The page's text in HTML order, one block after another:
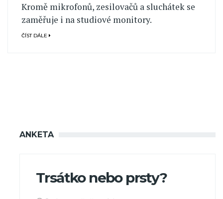
Kromě mikrofonů, zesilovačů a sluchátek se
zaměřuje i na studiové monitory.
ČÍST DÁLE
ANKETA
Trsátko nebo prsty?